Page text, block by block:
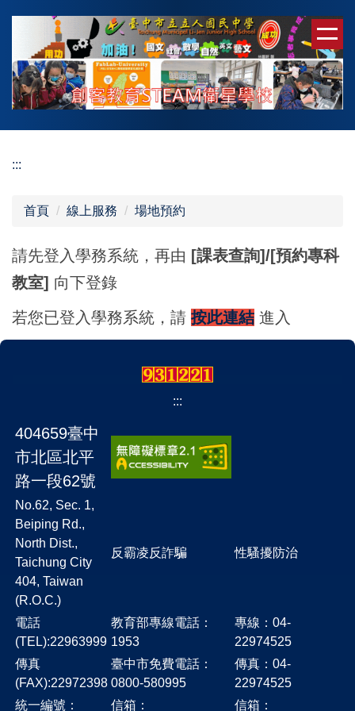
要
內
容
:::
首頁 線上服務 場地預約
請先登入學務系統，再由 [課表查詢]/[預約專科
教室] 向下登錄
若您已登入學務系統，請 按此連結 進入
:::
404659臺中
市北區北平
路一段62號
No.62, Sec. 1,
Beiping Rd.,
North Dist.,
Taichung City
404, Taiwan
(R.O.C.)
反霸凌反詐騙 性騷擾防治
電話
(TEL):22963999
教育部專線電話：
1953
專線：04-
22974525
傳真
(FAX):22972398
臺中市免費電話：
0800-580995
傳真：04-
22974525
統一編號：
信箱： 信箱：